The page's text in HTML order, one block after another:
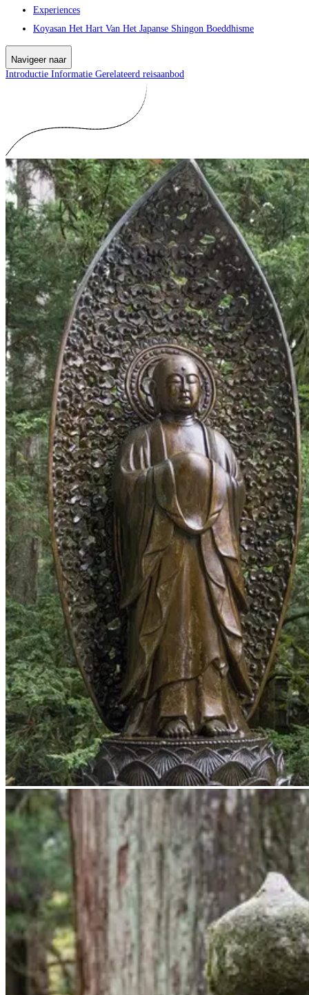
Experiences
Koyasan Het Hart Van Het Japanse Shingon Boeddhisme
Navigeer naar
Introductie Informatie Gerelateerd reisaanbod